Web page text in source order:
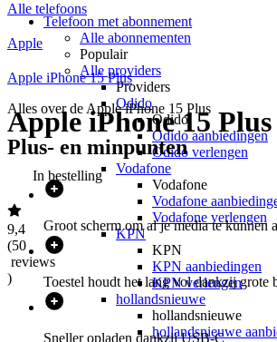
Telefoon met abonnement
Alle abonnementen
Populair
Alle providers
Providers
Odido
Odido
Odido aanbiedingen
Odido verlengen
Vodafone
Vodafone
Vodafone
Vodafone verlengen
KPN
KPN
KPN aanbiedingen
KPN verlengen
hollandsnieuwe
hollandsnieuwe
hollandsnieuwe
Alle telefoons
Apple
Apple iPhone 15 Plus
Apple iPhone 15 Plus
In bestelling
9,4
(50
reviews
)
Alles over de Apple iPhone 15 Plus
Plus- en minpunten
Groot scherm om al je media te kunnen
Toestel houdt het lang vol dankzij grote
Sneller opladen dankzij USB-C